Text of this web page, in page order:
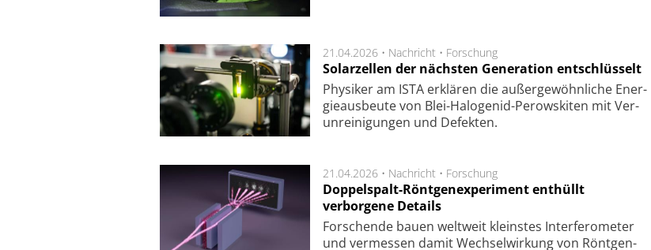
21.04.2026 • Nachricht • Forschung
Solarzellen der nächsten Generation entschlüsselt
Physiker am ISTA er­klä­ren die außer­ge­wöhn­li­che Ener­
gie­aus­beu­te von Blei-Halo­ge­nid-Perows­ki­ten mit Ver­
unrei­ni­gung­en und De­fek­ten.
21.04.2026 • Nachricht • Forschung
Doppelspalt-Röntgenexperiment enthüllt
verborgene Details
For­schen­de bau­en welt­weit kleins­tes In­ter­fe­ro­me­ter
und ver­mes­sen da­mit Wech­sel­wir­kung von Rönt­gen­